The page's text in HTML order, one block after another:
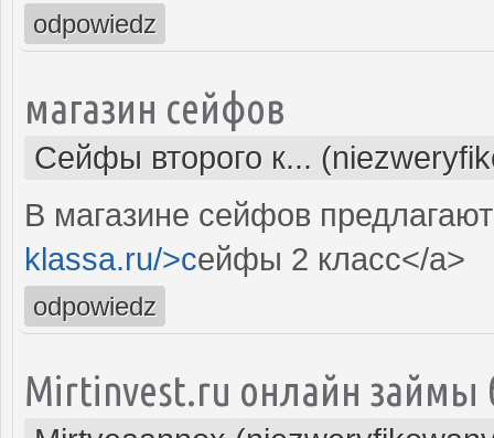
odpowiedz
магазин сейфов
Сейфы второго к...
В магазине сейфов
klassa.ru/>cейфы 2 класс</a>
odpowiedz
Mirtinvest.ru онлайн займы